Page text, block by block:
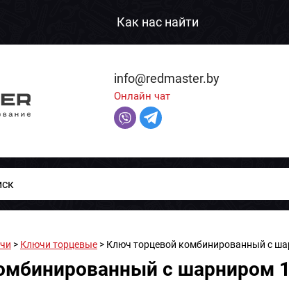
Как нас найти
info@redmaster.by
Онлайн чат
> Ключи торцевые > Ключ торцевой комбинированный с
с шарниром